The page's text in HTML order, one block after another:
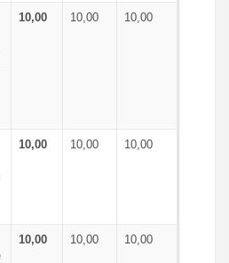
10,00 10,00 10,00
10,00 10,00 10,00
10,00 10,00 10,00